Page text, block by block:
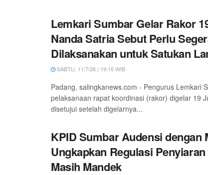
Lemkari Sumbar Gelar Rakor
Nanda Satria Sebut Perlu
Dilaksanakan untuk Satukan
SABTU, 11/7/26 | 19:16 WIB
Padang, salingkanews.com - Pengurus Lemkari
pelaksanaan rapat koordinasi (rakor) digelar 19
disetujui setelah digelarnya...
KPID Sumbar Audensi dengan
Ungkapkan Regulasi
Masih Mandek